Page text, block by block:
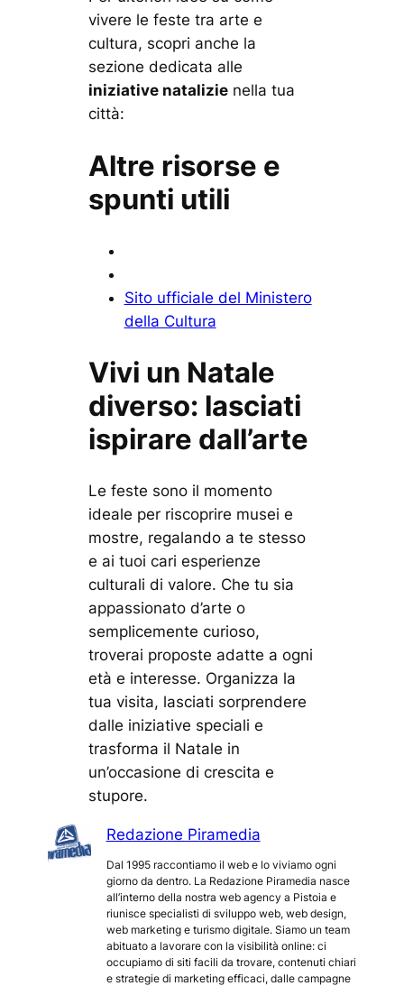
vivere le feste tra arte e
cultura, scopri anche la
sezione dedicata alle
iniziative natalizienella tua
città:
Altre risorse e
spunti utili
Sito ufficiale del Ministero
della Cultura
Vivi un Natale
diverso: lasciati
ispirare dall’arte
Le feste sono il momento
ideale per riscoprire musei e
mostre, regalando a te stesso
e ai tuoi cari esperienze
culturali di valore. Che tu sia
appassionato d’arte o
semplicemente curioso,
troverai proposte adatte a ogni
età e interesse. Organizza la
tua visita, lasciati sorprendere
dalle iniziative speciali e
trasforma il Natale in
un’occasione di crescita e
stupore.
Redazione Piramedia
Dal 1995 raccontiamo il web e lo viviamo ogni
giorno da dentro. La Redazione Piramedia nasce
all’interno della nostra web agency a Pistoia e
riunisce specialisti di sviluppo web, web design,
web marketing e turismo digitale. Siamo un team
abituato a lavorare con la visibilità online: ci
occupiamo di siti facili da trovare, contenuti chiari
e strategie di marketing efficaci, dalle campagne